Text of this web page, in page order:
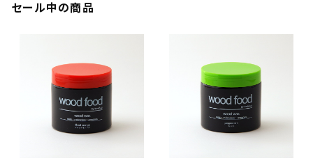
セール中の商品